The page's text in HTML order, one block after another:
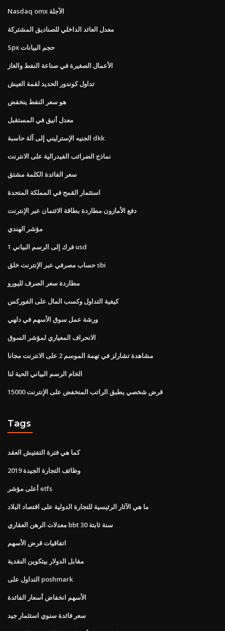
Nasdaq omx الآجلة
معدل العائد الداخلي للصناديق المشتركة
Spx حجم البيانات
الأعمال الصغيرة في صناعة النفط والغاز
تداول كوندور الحديد لقمة العيش
هو سعر النفط ينخفض
معدل أنيق في المستقبل
الجنيه الإسترليني إلى آلة حاسبة dkk
نماذج الضرائب الفيدرالية على الانترنت
سعر الفائدة الكلمة مشتق
استثمار القمح في المملكة المتحدة
دفع الأمازون مطاردة بطاقة الائتمان عبر الإنترنت
مؤشر الهندي
1 فرك إلى الرسم البياني usd
حساب مصرفي عبر الإنترنت خلق sbi
مطاردة سعر الصرف لليورو
كيفية التداول وكسب المال على الفوركس
ورشة عمل سوق الأسهم في دلهي
الانحراف المعياري لمؤشر السوق
مشاهدة تشارلز في تهمة الموسم 2 على الانترنت مجانا
الخام الرسم البياني الحية لنا
قرض شخصي يطبق الراتب المنخفض على الإنترنت 15000
Tags
كما هي فترة التفتيش العقد
وظائف التجارة الجيدة 2019
أعلى مؤشر etfs
ما هي الآثار الرئيسية للتجارة الدولية على اقتصاد البلاد
معدلات الرهن العقاري bbt 30 سنة ثابتة
اتفاقيات قرض الأسهم
مقابل الدولار بيتكوين النقدية
التداول على poshmark
الأسهم انخفاض أسعار الفائدة
سعر فائدة سنوي استثمار جيد